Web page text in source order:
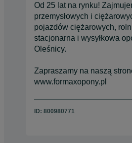
Od 25 lat na rynku!
przemysłowych i
pojazdów ciężarowych,
stacjonarna i wysyłkowa
Oleśnicy.
Zapraszamy na naszą
www.formaxopony.pl
ID: 800980771